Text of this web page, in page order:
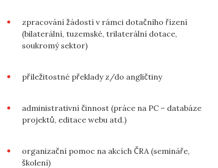
zpracování žádostí v rámci dotačního řízení
(bilaterální, tuzemské, trilaterální dotace,
soukromý sektor)
příležitostné překlady z/do angličtiny
administrativní činnost (práce na PC – databáze
projektů, editace webu atd.)
organizační pomoc na akcích ČRA (semináře,
školení)